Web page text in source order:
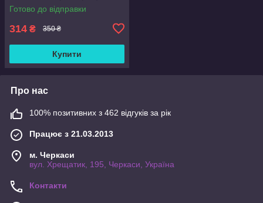
Готово до відправки
314 ₴ 350 ₴
Купити
Про нас
100% позитивних з 462 відгуків за рік
Працює з 21.03.2013
м. Черкаси
вул. Хрещатик, 195, Черкаси, Україна
Контакти